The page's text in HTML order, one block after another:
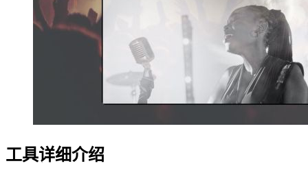
工具详细介绍